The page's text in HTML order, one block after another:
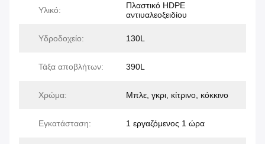
Υλικό:
Πλαστικό HDPE
αντιυαλεοξειδίου
Υδροδοχείο: 130L
Τάξα αποβλήτων: 390L
Χρώμα: Μπλε, γκρι, κίτρινο, κόκκινο
Εγκατάσταση: 1 εργαζόμενος 1 ώρα